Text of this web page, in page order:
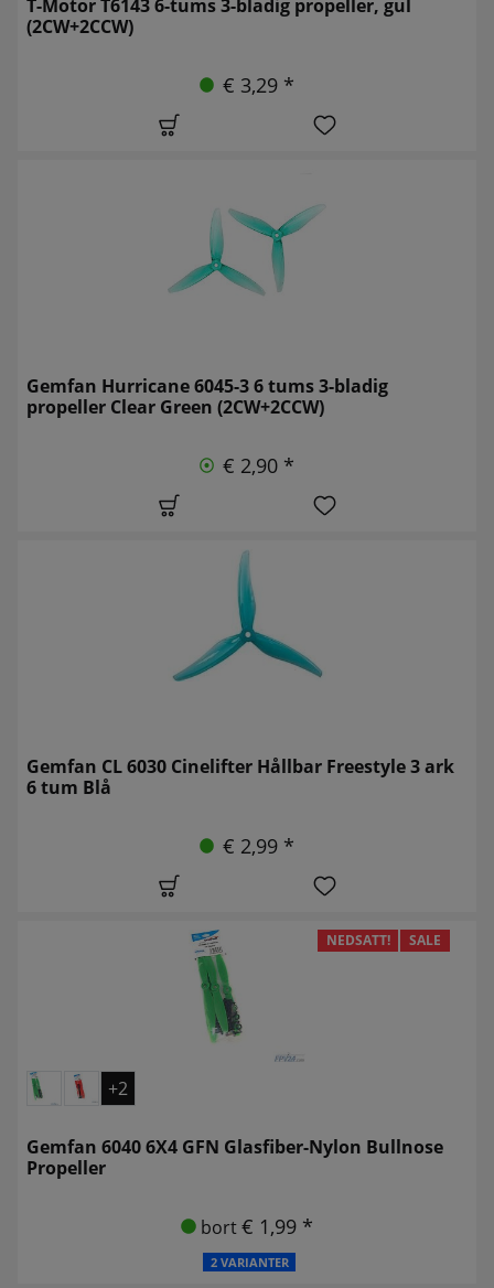
T-Motor T6143 6-tums 3-bladig propeller, gul
(2CW+2CCW)
€ 3,29 *
Gemfan Hurricane 6045-3 6 tums 3-bladig
propeller Clear Green (2CW+2CCW)
€ 2,90 *
Gemfan CL 6030 Cinelifter Hållbar Freestyle 3 ark
6 tum Blå
€ 2,99 *
NEDSATT! SALE
+2
Gemfan 6040 6X4 GFN Glasfiber-Nylon Bullnose
Propeller
bort€ 1,99 *
2 VARIANTER